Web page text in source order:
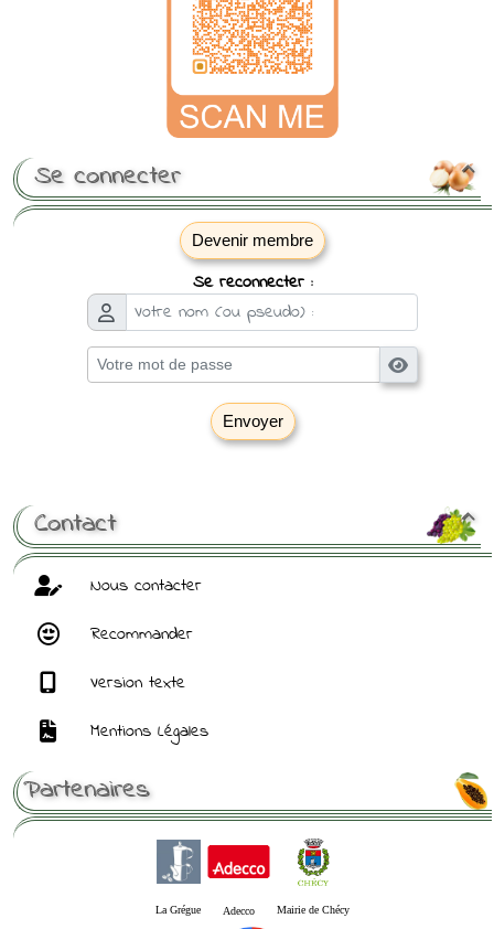

Se connecter
Devenir membre
Se reconnecter :
Envoyer

Contact
Nous contacter
Recommander
Version texte
Mentions Légales
Partenaires
La Grégue Adecco Mairie de Chécy